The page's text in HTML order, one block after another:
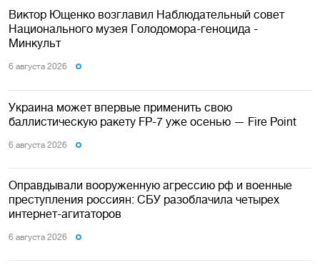
Виктор Ющенко возглавил Наблюдательный совет
Национального музея Голодомора-геноцида -
Минкульт
6 августа 2026
Украина может впервые применить свою
баллистическую ракету FP-7 уже осенью — Fire Point
6 августа 2026
Оправдывали вооруженную агрессию рф и военные
преступления россиян: СБУ разоблачила четырех
интернет-агитаторов
6 августа 2026